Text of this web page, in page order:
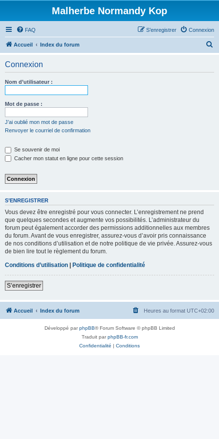
Malherbe Normandy Kop
FAQ Connexion
S’enregistrer
Accueil Index du forum
Connexion
Nom d’utilisateur :
Mot de passe :
J’ai oublié mon mot de passe
Renvoyer le courriel de confirmation
Se souvenir de moi
Cacher mon statut en ligne pour cette session
S’ENREGISTRER
Vous devez être enregistré pour vous connecter. L’enregistrement ne prend
que quelques secondes et augmente vos possibilités. L’administrateur du
forum peut également accorder des permissions additionnelles aux membres
du forum. Avant de vous enregistrer, assurez-vous d’avoir pris connaissance
de nos conditions d’utilisation et de notre politique de vie privée. Assurez-vous
de bien lire tout le règlement du forum.
Conditions d’utilisation | Politique de confidentialité
S’enregistrer
Accueil Index du forum Heures au format UTC+02:00
Développé parphpBB® Forum Software © phpBB Limited
Traduit parphpBB-fr.com
Confidentialité | Conditions